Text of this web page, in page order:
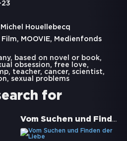
Houellebecq
MOOVIE, Medienfonds
, based on novel or book,
obsession, free love,
, teacher, cancer, scientist,
, sexual problems
for
Vom Suchen und Finden der Liebe